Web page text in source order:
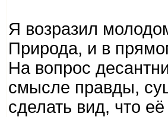
Я возразил
Природа, и в
На вопрос
смысле правды,
сделать вид, что